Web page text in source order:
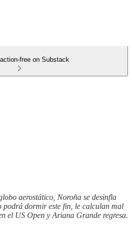
free on Substack
aerostático, Noroña se desinfla
dormir este fin, le calculan mal
el US Open y Ariana Grande regresa.